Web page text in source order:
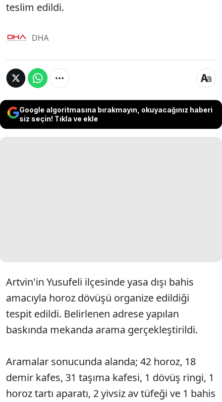
teslim edildi.
DHA
Google algoritmasına bırakmayın, okuyacağınız haberi
siz seçin! Tıkla ve ekle
Artvin'in Yusufeli ilçesinde yasa dışı bahis
amacıyla horoz dövüşü organize edildiği
tespit edildi. Belirlenen adrese yapılan
baskında mekanda arama gerçekleştirildi.
Aramalar sonucunda alanda; 42 horoz, 18
demir kafes, 31 taşıma kafesi, 1 dövüş ringi, 1
horoz tartı aparatı, 2 yivsiz av tüfeği ve 1 bahis